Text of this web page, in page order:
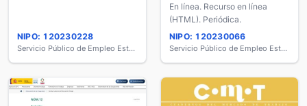
NIPO: 120230228
Servicio Público de Empleo Estatal
En línea. Recurso en línea
(HTML). Periódica.
NIPO: 120230066
Servicio Público de Empleo Estatal